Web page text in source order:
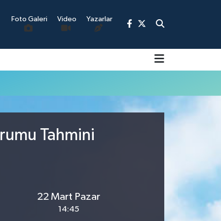
Foto Galeri Video Yazarlar
Tahmini
22 Mart Pazar
14:45